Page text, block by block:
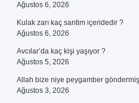
Ağustos 6, 2026
Kulak zarı kaç santim içeridedir ?
Ağustos 6, 2026
Avcılar’da kaç kişi yaşıyor ?
Ağustos 5, 2026
Allah bize niye peygamber
Ağustos 3, 2026